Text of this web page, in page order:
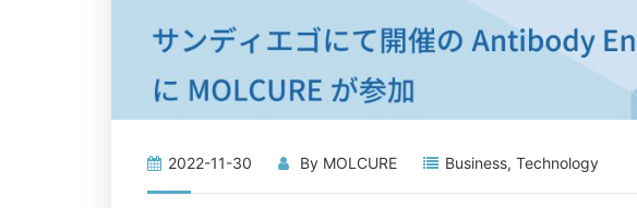
2022-11-30 By MOLCURE Business, Technology